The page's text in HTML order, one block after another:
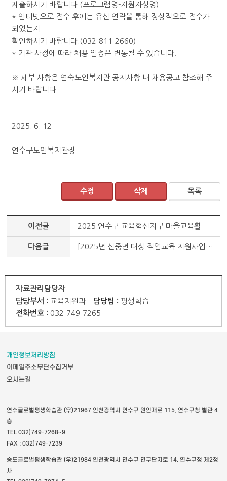
제출하시기 바랍니다.(프로그램명-지원자성명)
* 인터넷으로 접수 후에는 유선 연락을 통해 정상적으로 접수가
되었는지
확인하시기 바랍니다.(032-811-2660)
* 기관 사정에 따라 채용 일정은 변동될 수 있습니다.
※ 세부 사항은 연숙노인복지관 공지사항 내 채용공고 참조해 주
시기 바랍니다.
2025. 6. 12
연수구노인복지관장
수정 삭제 목록
이전글 2025 연수구 교육혁신지구 마을교육활동가 연수 안내
다음글 [2025년 신중년 대상 직업교육 지원사업] 학습자 모집 안내
자료관리담당자
담당부서 : 교육지원과 담당팀 : 평생학습
전화번호 : 032-749-7265
개인정보처리방침
이메일주소무단수집거부
오시는길
연수글로벌평생학습관 (우)21967 인천광역시 연수구 원인재로 115, 연수구청 별관 4
층
TEL 032)749-7268~9
FAX : 032)749-7239
송도글로벌평생학습관 (우)21984 인천광역시 연수구 연구단지로 14, 연수구청 제2청
사